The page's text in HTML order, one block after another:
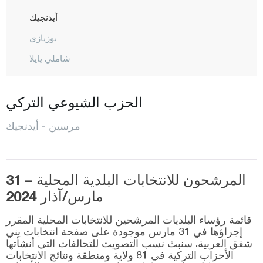
أيدنجيك
بوزيازي
شاملي يايلا
غول نار
مازيتلي
سيلفيكيه
طرسوس
طوروسلار
يني شهير
موغلا
الحزب الشيوعي التركي
مرسين - أيدنجيك
المرشحون للانتخابات البلدية المحلية – 31
مارس/آذار 2024
قائمة رؤساء البلديات المرشحين للانتخابات المحلية المقرر
إجراؤها في 31 مارس موجودة على صفحة انتخابات يني
شفق العربية. سنبث نسب التصويت للتحالفات التي أنشأتها
الأحزاب التركية في 81 ولاية ومنطقة ونتائج الانتخابات